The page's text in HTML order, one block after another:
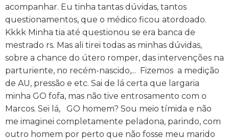
acompanhar. Eu tinha tantas dúvidas, tantos
questionamentos, que o médico ficou atordoado.
Kkkk Minha tia até questionou se era banca de
mestrado rs. Mas ali tirei todas as minhas dúvidas,
sobre a chance do útero romper, das intervenções na
parturiente, no recém-nascido,... Fizemos a medição
de AU, pressão e etc. Sai de lá certa que largaria
minha GO fofa, mas não tive entrosamento com o
Marcos. Sei lá, GO homem? Sou meio tímida e não
me imaginei completamente peladona, parindo, com
outro homem por perto que não fosse meu marido